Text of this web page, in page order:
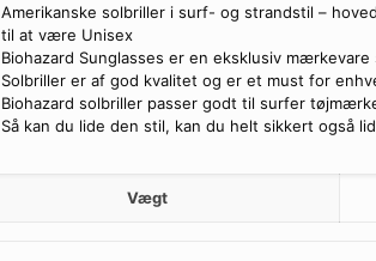
Amerikanske solbriller i surf- og strandstil –
til at være Unisex
Biohazard Sunglasses er en eksklusiv
Solbriller er af god kvalitet og er et must for
Biohazard solbriller passer godt til surfer
Så kan du lide den stil, kan du helt sikkert også
Vægt